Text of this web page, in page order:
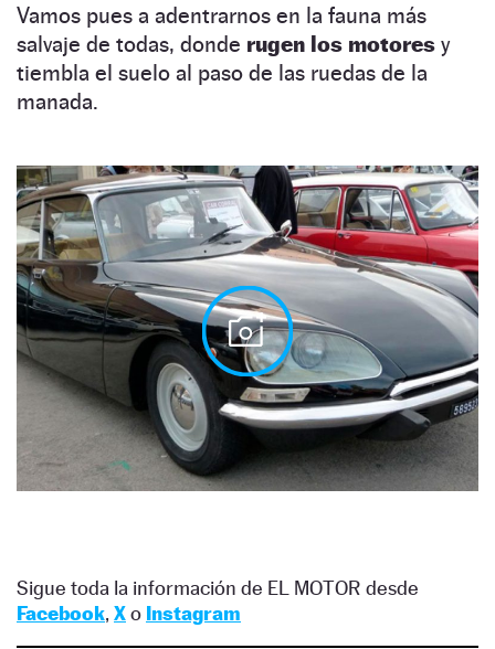
Vamos pues a adentrarnos en la fauna más
salvaje de todas, donde rugen los motores y
tiembla el suelo al paso de las ruedas de la
manada.
Sigue toda la información de EL MOTOR desde
Facebook, Xo Instagram